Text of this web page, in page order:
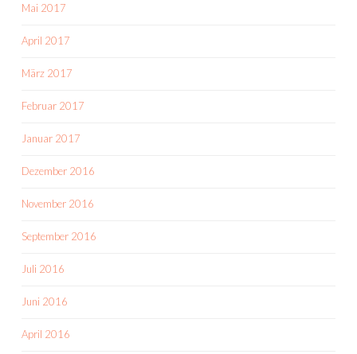
Mai 2017
April 2017
März 2017
Februar 2017
Januar 2017
Dezember 2016
November 2016
September 2016
Juli 2016
Juni 2016
April 2016